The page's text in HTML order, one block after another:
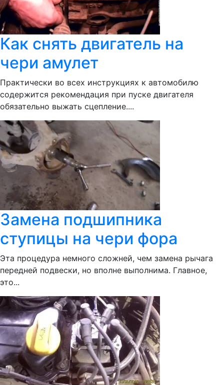
Как снять двигатель на
чери амулет
Практически во всех инструкциях к автомобилю
содержится рекомендация при пуске двигателя
обязательно выжать сцепление....
Замена подшипника
ступицы на чери фора
Эта процедура немного сложней, чем замена рычага
передней подвески, но вполне выполнима. Главное,
это...